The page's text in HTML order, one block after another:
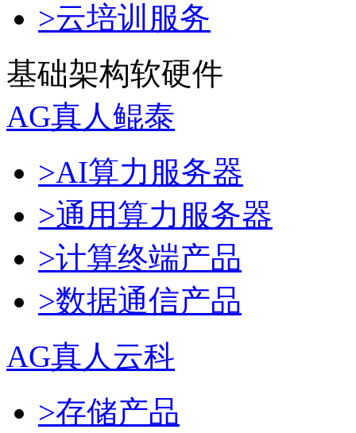
>云培训服务
基础架构软硬件
AG真人鲲泰
>AI算力服务器
>通用算力服务器
>计算终端产品
>数据通信产品
AG真人云科
>存储产品